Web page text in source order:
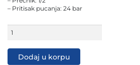
– Pritisak pucanja: 24 bar
crijevo
1/2"
50mDodaj u korpu